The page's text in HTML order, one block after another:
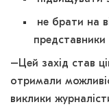
не брати на
–Цей захід став
отримали
виклики